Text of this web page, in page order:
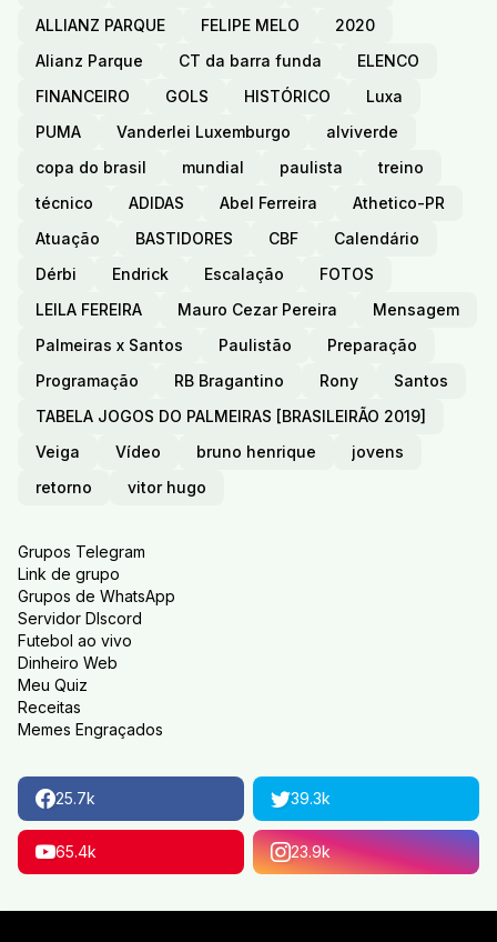
ALLIANZ PARQUE
FELIPE MELO
2020
Alianz Parque
CT da barra funda
ELENCO
FINANCEIRO
GOLS HISTÓRICO
Luxa
PUMA
Vanderlei Luxemburgo
alviverde
copa do brasil
mundial paulista
treino
técnico
ADIDAS Abel Ferreira
Athetico-PR
Atuação
BASTIDORES CBF
Calendário
Dérbi
Endrick Escalação
FOTOS
LEILA FEREIRA
Mauro Cezar Pereira
Mensagem
Palmeiras x Santos
Paulistão
Preparação
Programação
RB Bragantino Rony
Santos
TABELA JOGOS DO PALMEIRAS [BRASILEIRÃO 2019]
Veiga
Vídeo bruno henrique
jovens
retorno
vitor hugo
Grupos Telegram
Link de grupo
Grupos de WhatsApp
Servidor DIscord
Futebol ao vivo
Dinheiro Web
Meu Quiz
Receitas
Memes Engraçados
25.7k 39.3k
65.4k 23.9k